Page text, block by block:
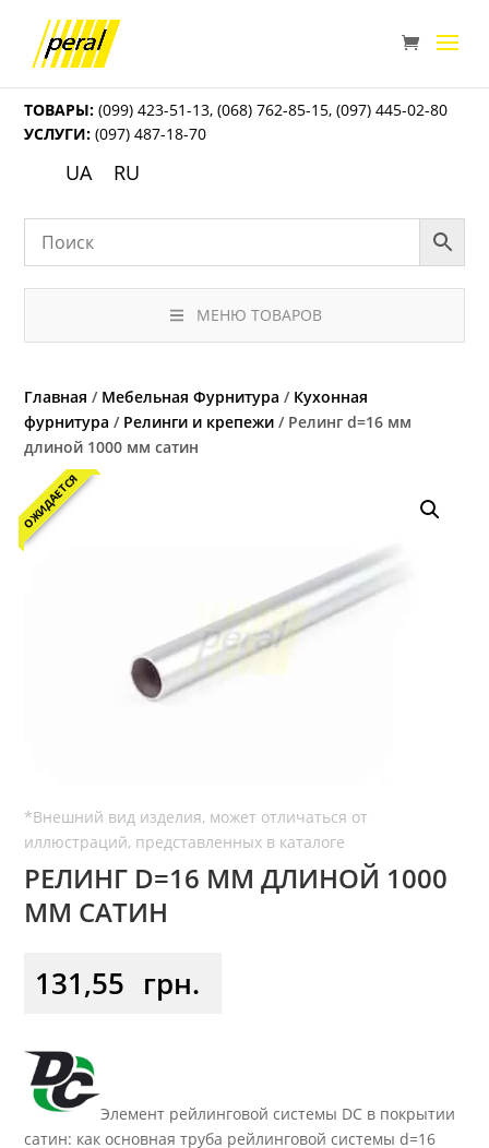
ТОВАРЫ: (099) 423-51-13,(068) 762-85-15,(097) 445-02-80
УСЛУГИ: (097) 487-18-70
UA RU
МЕНЮ ТОВАРОВ
Главная / Мебельная Фурнитура / Кухонная
фурнитура / Релинги и крепежи / Релинг d=16 мм
длиной 1000 мм сатин
ОЖИДАЕТСЯ
РЕЛИНГ D=16 ММ ДЛИНОЙ 1000
ММ САТИН
131,55 грн.
Элемент рейлинговой системы DC в покрытии
сатин: как основная труба рейлинговой системы d=16